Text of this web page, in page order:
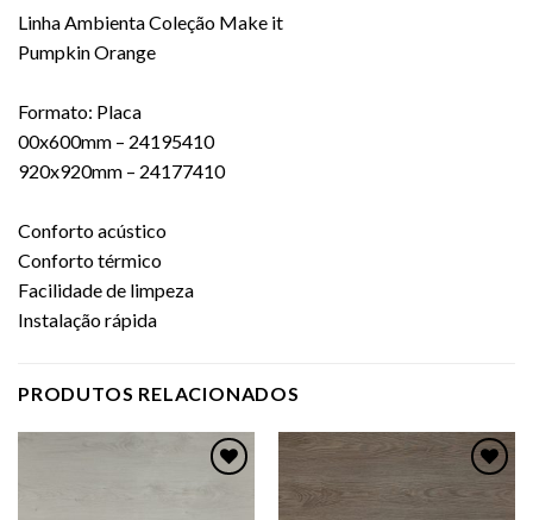
Linha Ambienta Coleção Make it
Pumpkin Orange
Formato: Placa
00x600mm – 24195410
920x920mm – 24177410
Conforto acústico
Conforto térmico
Facilidade de limpeza
Instalação rápida
PRODUTOS RELACIONADOS
Adicionar